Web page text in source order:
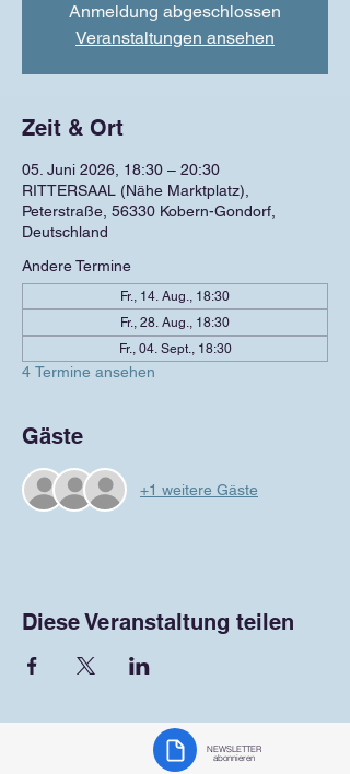
Anmeldung abgeschlossen
Veranstaltungen ansehen
Zeit & Ort
05. Juni 2026, 18:30 – 20:30
RITTERSAAL (Nähe Marktplatz),
Peterstraße, 56330 Kobern-Gondorf,
Deutschland
Andere Termine
Fr., 14. Aug., 18:30
Fr., 28. Aug., 18:30
Fr., 04. Sept., 18:30
4 Termine ansehen
Gäste
+1 weitere Gäste
Diese Veranstaltung teilen
NEWSLETTER
abonnieren